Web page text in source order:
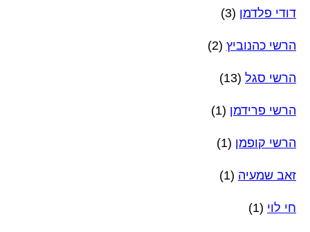
דודי פלדמן (3)
הרשי כהנוביץ (2)
הרשי סגל (13)
הרשי פרידמן (1)
הרשי קופמן (1)
זאב שמעיה (1)
חי לוי (1)